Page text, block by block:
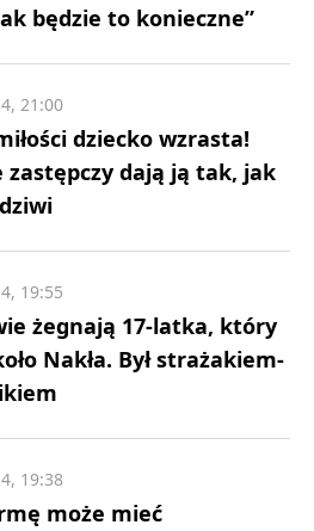
będzie to konieczne”
dziecko wzrasta!
zastępczy dają ją tak, jak
21:00
żegnają 17-latka, który
Nakła. Był strażakiem-
19:55
może mieć
19:38